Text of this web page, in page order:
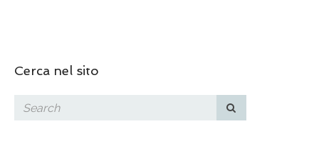
Cerca nel sito